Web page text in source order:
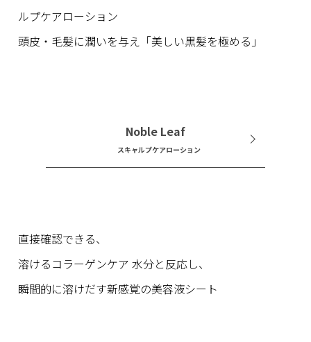
ルプケアローション
頭皮・毛髪に潤いを与え「美しい黒髪を極める」
Noble Leaf
スキャルプケアローション
直接確認できる、
溶けるコラーゲンケア 水分と反応し、
瞬間的に溶けだす新感覚の美容液シート